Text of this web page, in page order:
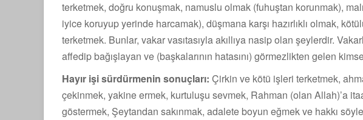
terketmek, doğru konuşmak, namuslu olmak (fuhuştan korunmak),
iyice koruyup yerinde harcamak), düşmana karşı hazırlıklı olmak,
terketmek. Bunlar, vakar vasıtasıyla akıllıya nasip olan şeylerdir.
affedip bağışlayan ve (başkalarının hatasını) gör­mezlikten gelen
Hayır işi sürdürmenin sonuçları: Çirkin ve kötü işleri terketmek,
çekinmek, yakine ermek, kurtu­luşu sevmek, Rahman (olan Allah)’a
göstermek, Şeytandan sakınmak, adalete boyun eğmek ve hakkı